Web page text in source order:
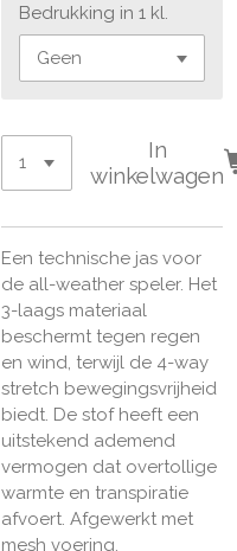
Bedrukking in 1 kl.
In
winkelwagen
Een technische jas voor
de all-weather speler. Het
3-laags materiaal
beschermt tegen regen
en wind, terwijl de 4-way
stretch bewegingsvrijheid
biedt. De stof heeft een
uitstekend ademend
vermogen dat overtollige
warmte en transpiratie
afvoert. Afgewerkt met
mesh voering,